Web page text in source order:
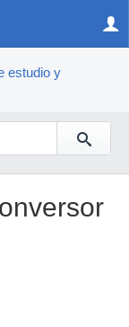
estudio y